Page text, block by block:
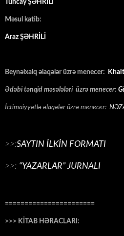
Tuncay ŞƏHRİLİ
Məsul katib:
Araz ŞƏHRİLİ
Beynəlxalq əlaqələr üzrə menecer:
Ədəbi tənqid məsələləri üzrə menecer:
İctimaiyyətlə əlaqələr üzrə menecer:
>>:SAYTIN İLKİN FORMATI
>>: “YAZARLAR” JURNALI
=======================
>>> KİTAB HƏRACLARI: